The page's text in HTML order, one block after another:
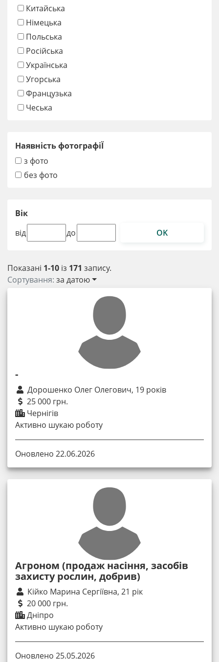
Показані 1-10 із 171 запису.
Сортування: за датою
-
Дорошенко Олег Олегович, 19 років
25 000 грн.
Чернігів
Активно шукаю роботу
Оновлено 22.06.2026
Агроном (продаж насіння, засобів
захисту рослин, добрив)
Кійко Марина Сергіївна, 21 рік
20 000 грн.
Дніпро
Активно шукаю роботу
Оновлено 25.05.2026
Китайська
Німецька
Польська
Російська
Українська
Угорська
Французька
Чеська
Наявність фотографіЇ
з фото
без фото
Вік
від
до OK